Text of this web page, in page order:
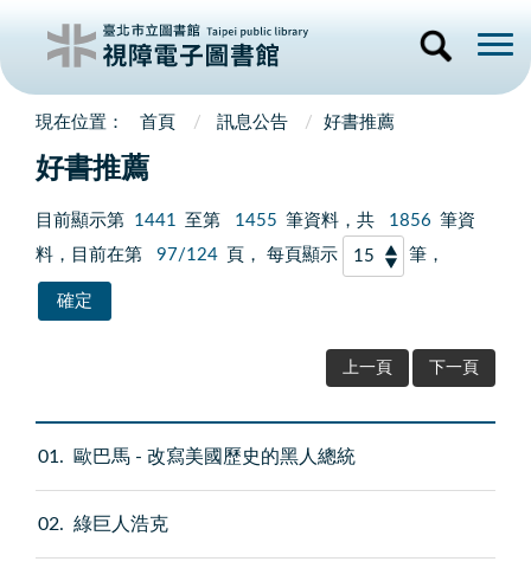
首頁 訊息公告 好書推薦
好書推薦
目前顯示第 1441 至第 1455 筆資料，共 1856 筆資
料，目前在第
97/124 頁， 每頁顯示 筆，
上一頁 下一頁
01 歐巴馬 - 改寫美國歷史的黑人總統
02 綠巨人浩克